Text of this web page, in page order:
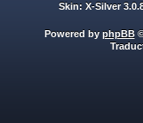
Skin: X-Silver
Powered by phpBB©